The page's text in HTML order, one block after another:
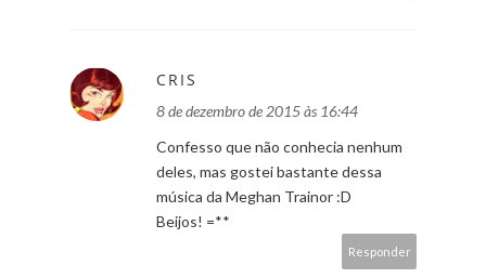
CRIS
8 de dezembro de 2015 às 16:44
Confesso que não conhecia nenhum
deles, mas gostei bastante dessa
música da Meghan Trainor :D
Beijos! =**
Responder